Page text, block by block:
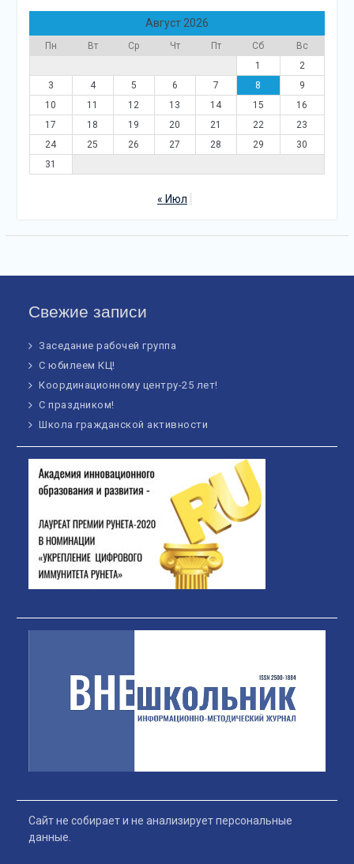
Август 2026
Пн Вт Ср Чт Пт Сб
Вс
1
2
3
4 5 6 7 8
9
10
11 12 13 14 15
16
17
18 19 20 21 22
23
24
25 26 27 28 29
30
31
« Июл
Свежие записи
Заседание рабочей группа
С юбилеем КЦ!
Координационному центру-25 лет!
С праздником!
Школа гражданской активности
Сайт не собирает и не анализирует персональные
данные.